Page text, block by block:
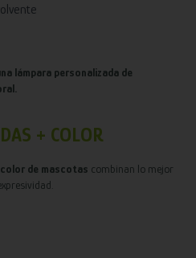
lámpara personalizada de
+ COLOR
de mascotas combinan lo mejor